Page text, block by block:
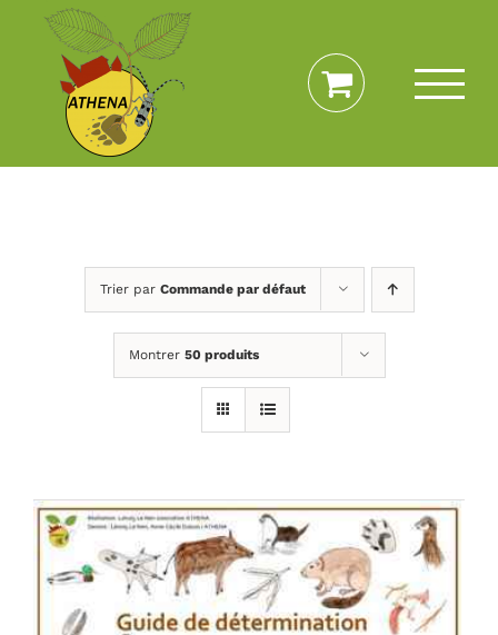
Passer
contenu
Trier par Commande par défaut
Montrer 50 produits